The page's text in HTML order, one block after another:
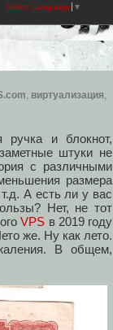
Select Language ▼
, виртуализация,
и блокнот,
штуки не
с различными
размера
А есть ли у вас
Нет, не тот
VPS в 2019 году
же. Ну как лето.
В общем,